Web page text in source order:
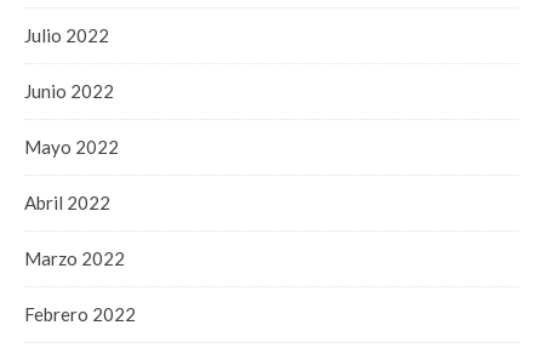
Julio 2022
Junio 2022
Mayo 2022
Abril 2022
Marzo 2022
Febrero 2022